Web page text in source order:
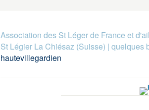
Association des St Léger de France et
St Légier La Chiésaz (Suisse) | quelques
hautevillegardien